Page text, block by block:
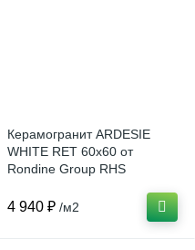
Керамогранит ARDESIE
WHITE RET 60x60 от
Rondine Group RHS
4 940 ₽ /м2